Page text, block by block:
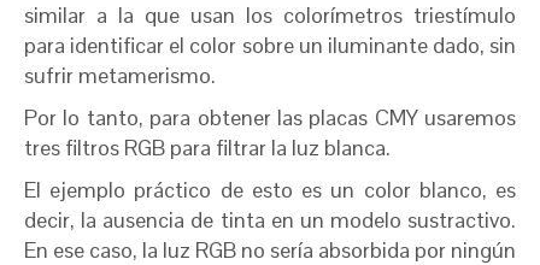
similar a la que usan los colorímetros triestímulo
para identificar el color sobre un iluminante dado, sin
sufrir metamerismo.
Por lo tanto, para obtener las placas CMY usaremos
tres filtros RGB para filtrar la luz blanca.
El ejemplo práctico de esto es un color blanco, es
decir, la ausencia de tinta en un modelo sustractivo.
En ese caso, la luz RGB no sería absorbida por ningún